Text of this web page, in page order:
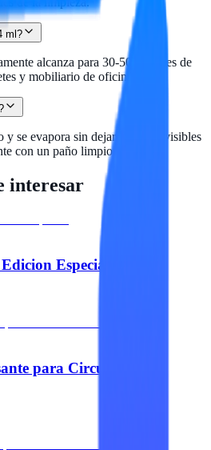
ml?
alcanza para 30-50 sesiones de
y mobiliario de oficina.
se evapora sin dejar residuos visibles
con un paño limpio.
interesar
Especial
para Circuitos